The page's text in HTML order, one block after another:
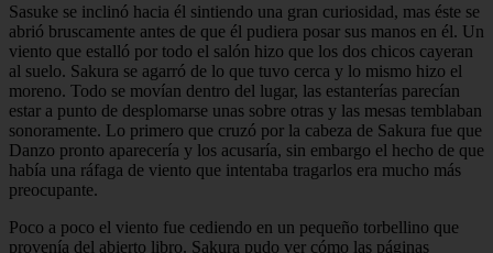
Sasuke se inclinó hacia él sintiendo una gran curiosidad, mas éste se
abrió bruscamente antes de que él pudiera posar sus manos en él. Un
viento que estalló por todo el salón hizo que los dos chicos cayeran
al suelo. Sakura se agarró de lo que tuvo cerca y lo mismo hizo el
moreno. Todo se movían dentro del lugar, las estanterías parecían
estar a punto de desplomarse unas sobre otras y las mesas temblaban
sonoramente. Lo primero que cruzó por la cabeza de Sakura fue que
Danzo pronto aparecería y los acusaría, sin embargo el hecho de que
había una ráfaga de viento que intentaba tragarlos era mucho más
preocupante.
Poco a poco el viento fue cediendo en un pequeño torbellino que
provenía del abierto libro. Sakura pudo ver cómo las páginas